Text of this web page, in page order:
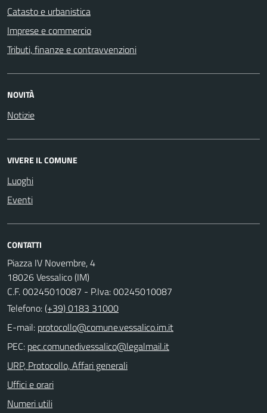
Catasto e urbanistica
Imprese e commercio
Tributi, finanze e contravvenzioni
NOVITÀ
Notizie
VIVERE IL COMUNE
Luoghi
Eventi
CONTATTI
Piazza IV Novembre, 4
18026 Vessalico (IM)
C.F. 00245010087 - P.Iva: 00245010087
Telefono:(+39) 0183 31000
E-mail:
PEC:
URP, Protocollo, Affari generali
Uffici e orari
Numeri utili